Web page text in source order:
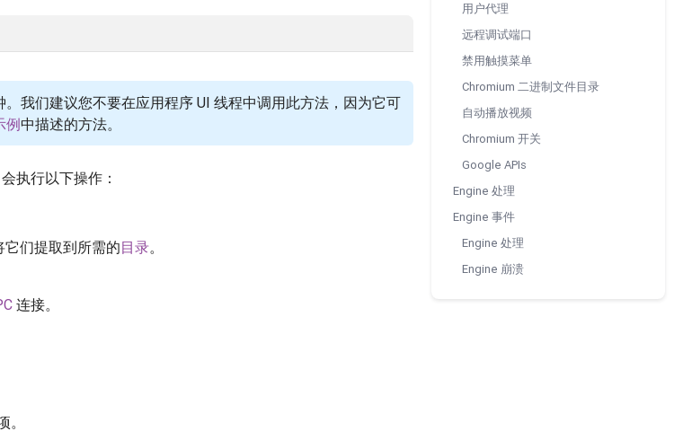
我们建议您不要在应用程序 UI 线程中调用此方法，因为它可
例中描述的方法。
执行以下操作：
它们提取到所需的目录。
连接。
用户代理
远程调试端口
禁用触摸菜单
Chromium 二进制文件目录
自动播放视频
Chromium 开关
Google APIs
Engine 处理
Engine 事件
Engine 处理
Engine 崩溃